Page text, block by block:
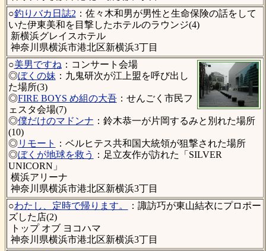
○釣りバカ日誌2 ：佐々木和男が男性と生命保険の話をして
いた伊東美和を目撃したホテルのラウンジ(4)
新横浜グレイスホテル
神奈川県横浜市港北区新横浜3丁目
○美男ですね ：コンサート会場
◎ぼくの妹 ：九鬼研次が江上盟を呼び出し
た場所(3)
◎FIRE BOYS め組の大吾：せんごく市民フ
ェスタ会場(7)
◎僕だけのマドンナ ：鈴木恭一が片岡するみと別れた場所
(10)
◎リモート
：ベルヒテス共和国大統領が狙撃された場所
◎ぼくが地球を救う
：足立友作が訪れた「SILVER
UNICORN」
横浜アリーナ
神奈川県横浜市港北区新横浜3丁目
○わたし、定時で帰ります。
：諏訪巧が東山結衣にプロポー
ズした店(2)
トップ オブ ヨコハマ
神奈川県横浜市港北区新横浜3丁目